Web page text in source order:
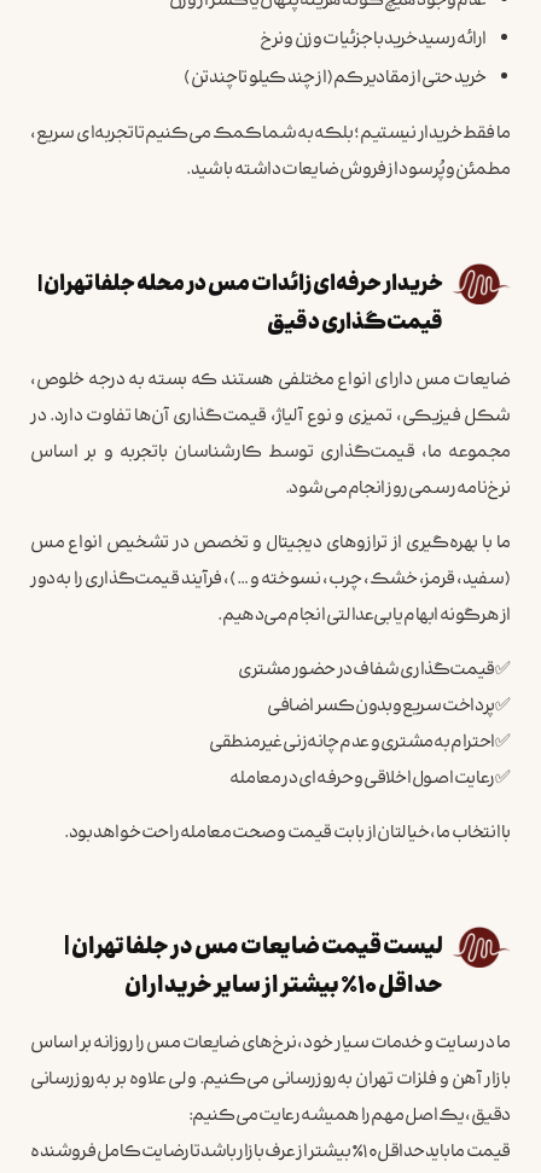
ارائه رسید خرید با جزئیات وزن و نرخ
خرید حتی از مقادیر کم (از چند کیلو تا چند تن)
ما فقط خریدار نیستیم؛ بلکه به شما کمک می‌کنیم تا تجربه‌ای سریع،
مطمئن و پُرسود از فروش ضایعات داشته باشید.
خریدار حرفه‌ای زائدات مس در محله جلفا تهران |
قیمت‌گذاری دقیق
ضایعات مس دارای انواع مختلفی هستند که بسته به درجه خلوص،
شکل فیزیکی، تمیزی و نوع آلیاژ، قیمت‌گذاری آن‌ها تفاوت دارد. در
مجموعه ما، قیمت‌گذاری توسط کارشناسان باتجربه و بر اساس
نرخ‌نامه رسمی روز انجام می‌شود.
ما با بهره‌گیری از ترازوهای دیجیتال و تخصص در تشخیص انواع مس
(سفید، قرمز، خشک، چرب، نسوخته و …)، فرآیند قیمت‌گذاری را به‌دور
از هرگونه ابهام یا بی‌عدالتی انجام می‌دهیم.
✅ قیمت‌گذاری شفاف در حضور مشتری
✅ پرداخت سریع و بدون کسر اضافی
✅ احترام به مشتری و عدم چانه‌زنی غیرمنطقی
✅ رعایت اصول اخلاقی و حرفه‌ای در معامله
با انتخاب ما، خیالتان از بابت قیمت و صحت معامله راحت خواهد بود.
لیست قیمت ضایعات مس در جلفا تهران |
حداقل ۱۰٪ بیشتر از سایر خریداران
ما در سایت و خدمات سیار خود، نرخ‌های ضایعات مس را روزانه بر اساس
بازار آهن و فلزات تهران به‌روزرسانی می‌کنیم. ولی علاوه بر به‌روزرسانی
دقیق، یک اصل مهم را همیشه رعایت می‌کنیم:
قیمت ما باید حداقل ۱۰٪ بیشتر از عرف بازار باشد تا رضایت کامل فروشنده